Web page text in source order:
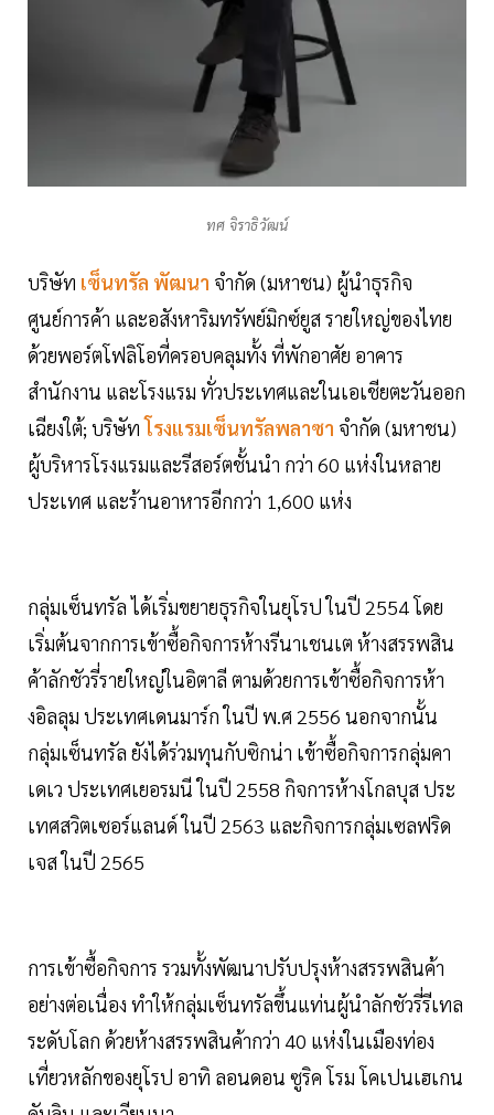
ทศ จิราธิวัฒน์
บริษัท เซ็นทรัล พัฒนา จำกัด (มหาชน) ผู้นำธุรกิจ
ศูนย์การค้า และอสังหาริมทรัพย์มิกซ์ยูส รายใหญ่ของไทย
ด้วยพอร์ตโฟลิโอที่ครอบคลุมทั้ง ที่พักอาศัย อาคาร
สำนักงาน และโรงแรม ทั่วประเทศและในเอเชียตะวันออก
เฉียงใต้; บริษัทโรงแรมเซ็นทรัลพลาซา จำกัด (มหาชน)
ผู้บริหารโรงแรมและรีสอร์ตชั้นนำ กว่า 60 แห่งในหลาย
ประเทศ และร้านอาหารอีกกว่า 1,600 แห่ง
กลุ่มเซ็นทรัล ได้เริ่มขยายธุรกิจในยุโรป ในปี 2554 โดย
เริ่มต้นจากการเข้าซื้อกิจการห้างรีนาเชนเต ห้างสรรพสิน
ค้าลักชัวรี่รายใหญ่ในอิตาลี ตามด้วยการเข้าซื้อกิจการห้า
งอิลลุม ประเทศเดนมาร์ก ในปี พ.ศ 2556 นอกจากนั้น
กลุ่มเซ็นทรัล ยังได้ร่วมทุนกับซิกน่า เข้าซื้อกิจการกลุ่มคา
เดเว ประเทศเยอรมนี ในปี 2558 กิจการห้างโกลบุส ประ
เทศสวิตเซอร์แลนด์ ในปี 2563 และกิจการกลุ่มเซลฟริด
เจส ในปี 2565
การเข้าซื้อกิจการ รวมทั้งพัฒนาปรับปรุงห้างสรรพสินค้า
อย่างต่อเนื่อง ทำให้กลุ่มเซ็นทรัลขึ้นแท่นผู้นำลักชัวรี่รีเทล
ระดับโลก ด้วยห้างสรรพสินค้ากว่า 40 แห่งในเมืองท่อง
เที่ยวหลักของยุโรป อาทิ ลอนดอน ซูริค โรม โคเปนเฮเกน